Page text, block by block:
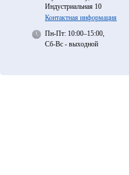
Индустриальная 10
Контактная информация
Пн-Пт: 10:00–15:00,
Сб-Вс - выходной